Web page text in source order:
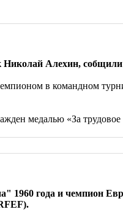
Алехин,
в командном
медалью «За трудовое
1960 года и чемпион